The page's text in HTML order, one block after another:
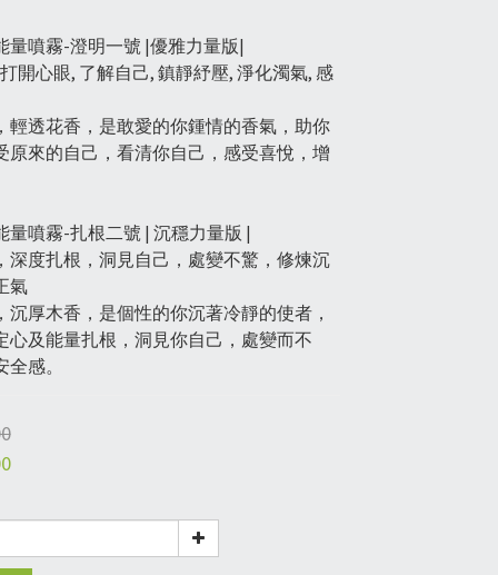
量噴霧-澄明一號 |優雅力量版|
開心眼, 了解自己, 鎮靜紓壓, 淨化濁氣, 感
輕透花香，是敢愛的你鍾情的香氣，助你
原來的自己，看清你自己，感受喜悅，增
量噴霧-扎根二號 | 沉穩力量版 |
深度扎根，洞見自己，處變不驚，修煉沉
氣
沉厚木香，是個性的你沉著冷靜的使者，
心及能量扎根，洞見你自己，處變而不
感。